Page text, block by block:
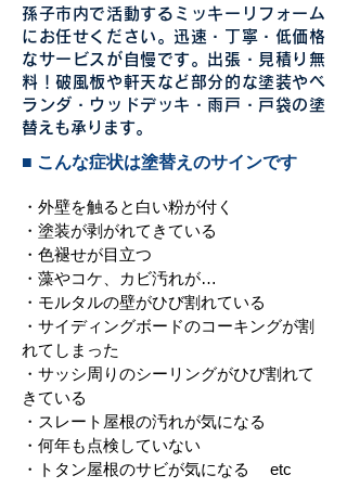
孫子市内で活動するミッキーリフォーム
にお任せください。迅速・丁寧・低価格
なサービスが自慢です。出張・見積り無
料！破風板や軒天など部分的な塗装やベ
ランダ・ウッドデッキ・雨戸・戸袋の塗
替えも承ります。
■ こんな症状は塗替えのサインです
・外壁を触ると白い粉が付く
・塗装が剥がれてきている
・色褪せが目立つ
・藻やコケ、カビ汚れが…
・モルタルの壁がひび割れている
・サイディングボードのコーキングが割
れてしまった
・サッシ周りのシーリングがひび割れて
きている
・スレート屋根の汚れが気になる
・何年も点検していない
・トタン屋根のサビが気になる etc